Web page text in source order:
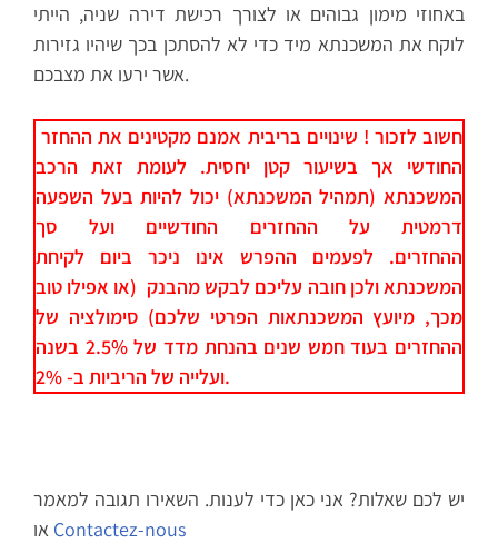
באחוזי מימון גבוהים או לצורך רכישת דירה שניה, הייתי
לוקח את המשכנתא מיד כדי לא להסתכן בכך שיהיו גזירות
אשר ירעו את מצבכם.
חשוב לזכור ! שינויים בריבית אמנם מקטינים את ההחזר
החודשי אך בשיעור קטן יחסית. לעומת זאת הרכב
המשכנתא (תמהיל המשכנתא) יכול להיות בעל השפעה
דרמטית על ההחזרים החודשיים ועל סך
ההחזרים. לפעמים ההפרש אינו ניכר ביום לקיחת
המשכנתא ולכן חובה עליכם לבקש מהבנק (או אפילו טוב
מכך, מיועץ המשכנתאות הפרטי שלכם) סימולציה של
ההחזרים בעוד חמש שנים בהנחת מדד של 2.5% בשנה
ועלייה של הריביות ב- 2%.
יש לכם שאלות? אני כאן כדי לענות. השאירו תגובה למאמר
Contactez-nous